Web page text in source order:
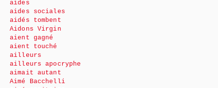
aides
aides sociales
aidés tombent
Aidons Virgin
aient gagné
aient touché
ailleurs
ailleurs apocryphe
aimait autant
Aimé Bacchelli